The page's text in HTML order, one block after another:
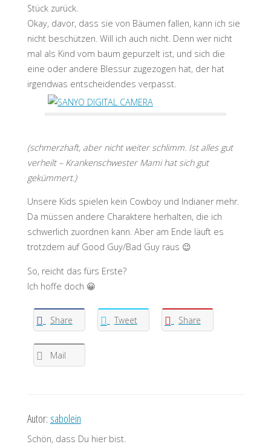
Stück zurück.
Okay, davor, dass sie von Bäumen fallen, kann ich sie
nicht beschützen. Will ich auch nicht. Denn wer nicht
mal als Kind vom baum gepurzelt ist, und sich die
eine oder andere Blessur zugezogen hat, der hat
irgendwas entscheidendes verpasst.
(schmerzhaft, aber nicht weiter schlimm. Ist alles gut
verheilt – Krankenschwester Mami hat sich gut
gekümmert.)
Unsere Kids spielen kein Cowboy und Indianer mehr.
Da müssen andere Charaktere herhalten, die ich
schwerlich zuordnen kann. Aber am Ende läuft es
trotzdem auf Good Guy/Bad Guy raus 😉
So, reicht das fürs Erste?
Ich hoffe doch 😀
Share Tweet Share
Mail
Autor: sabolein
Schön, dass Du hier bist.